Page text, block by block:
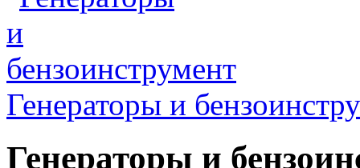
Генераторы и
Генераторы и